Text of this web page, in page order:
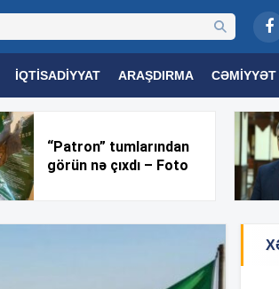
İQTISADIYYAT ARAŞDIRMA CƏMIYYƏT
SAĞLAMLIQ TRIBUNA TV
“Patron” tumlarından
görün nə çıxdı – Foto